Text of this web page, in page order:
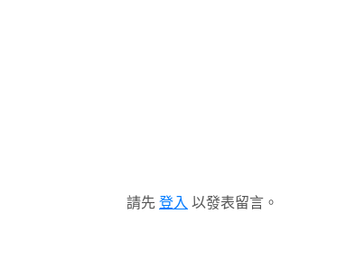
請先 登入 以發表留言。